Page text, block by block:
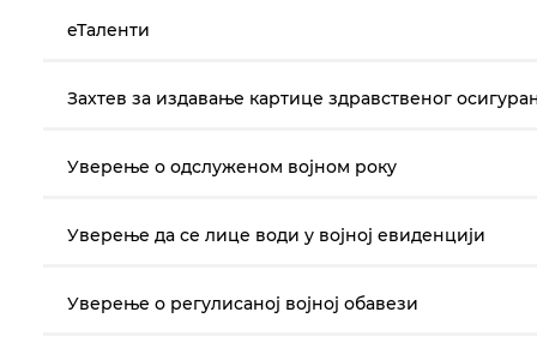
еТаленти
Захтев за издавање картице здравственог
Уверење о одслуженом војном року
Уверење да се лице води у војној евиденцији
Уверење о регулисаној војној обавези